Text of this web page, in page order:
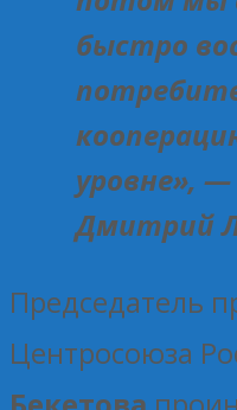
быстро
уровне»,
Дмитрий
Председатель
Центросоюза